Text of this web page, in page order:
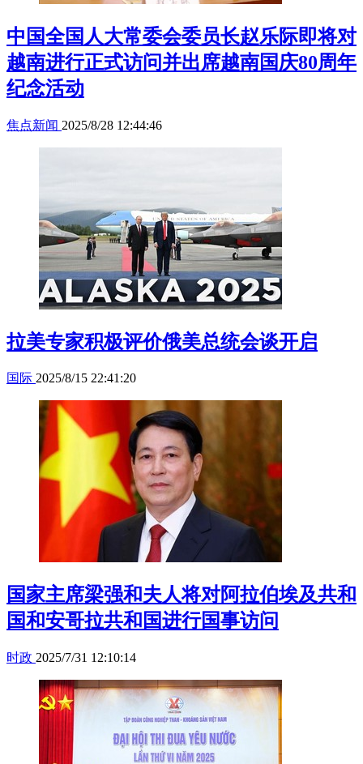
中国全国人大常委会委员长赵乐际即将对
越南进行正式访问并出席越南国庆80周年
纪念活动
焦点新闻 2025/8/28 12:44:46
拉美专家积极评价俄美总统会谈开启
国际 2025/8/15 22:41:20
国家主席梁强和夫人将对阿拉伯埃及共和
国和安哥拉共和国进行国事访问
时政 2025/7/31 12:10:14